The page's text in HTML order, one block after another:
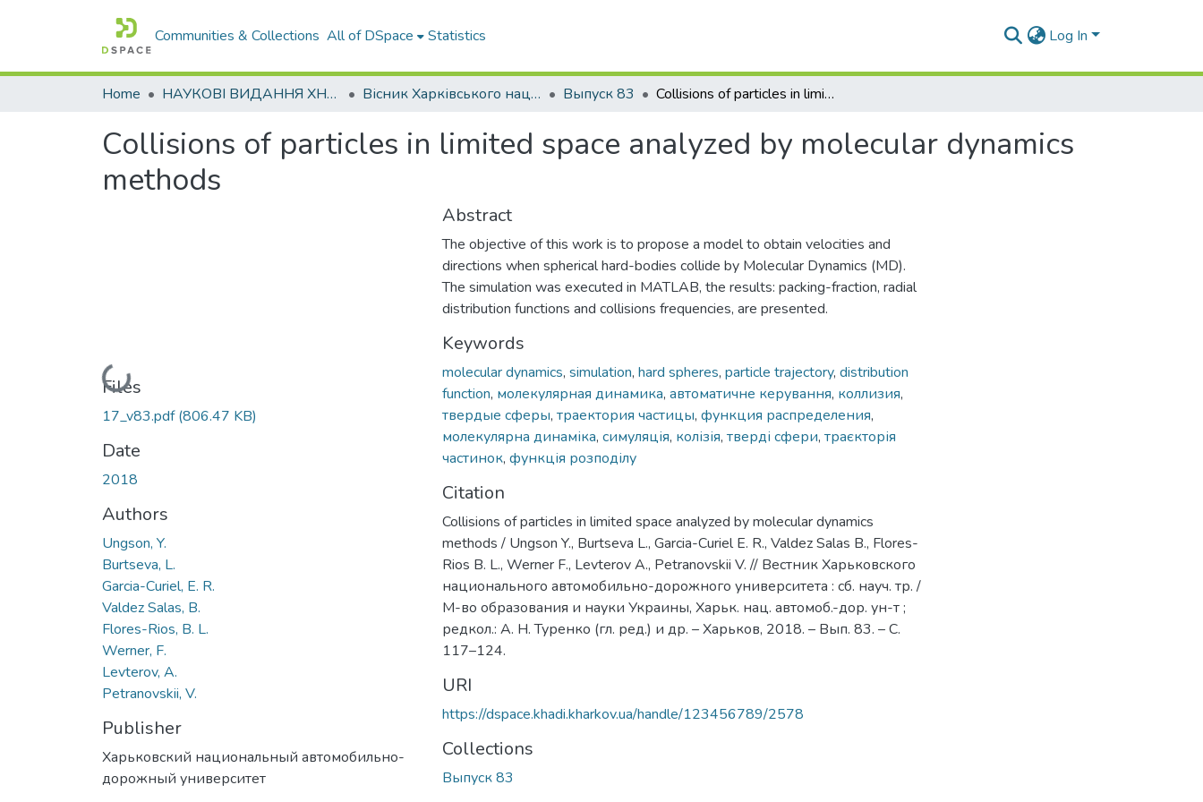
Communities & Collections All of DSpace Statistics Log In
Home НАУКОВІ ВИДАННЯ ХНАДУ Вісник Харківського національного автомобільно-дорожнього університету / Вестник Харьковского национального автомобильно-дорожного университета Выпуск 83 Collisions of particles in limited space analyzed by molecular dynamics methods
Collisions of particles in limited space analyzed by molecular dynamics
methods
Loading...
Files
17_v83.pdf(806.47 KB)
Date
2018
Authors
Ungson, Y.
Burtseva, L.
Garcia-Curiel, E. R.
Valdez Salas, B.
Flores-Rios, B. L.
Werner, F.
Levterov, A.
Petranovskii, V.
Publisher
Харьковский национальный автомобильно-
дорожный университет
Abstract
The objective of this work is to propose a model to obtain velocities and
directions when spherical hard-bodies collide by Molecular Dynamics (MD).
The simulation was executed in MATLAB, the results: packing-fraction, radial
distribution functions and collisions frequencies, are presented.
Keywords
molecular dynamics, simulation, hard spheres, particle trajectory, distribution
function, молекулярная динамика, автоматичне керування, коллизия,
твердые сферы, траектория частицы, функция распределения,
молекулярна динаміка, симуляція, колізія, тверді сфери, траєкторія
частинок, функція розподілу
Citation
Collisions of particles in limited space analyzed by molecular dynamics
methods / Ungson Y., Burtseva L., Garcia-Curiel E. R., Valdez Salas B., Flores-
Rios B. L., Werner F., Levterov A., Petranovskii V. // Вестник Харьковского
национального автомобильно-дорожного университета : сб. науч. тр. /
М-во образования и науки Украины, Харьк. нац. автомоб.-дор. ун-т ;
редкол.: А. Н. Туренко (гл. ред.) и др. – Харьков, 2018. – Вып. 83. – С.
117–124.
URI
https://dspace.khadi.kharkov.ua/handle/123456789/2578
Collections
Выпуск 83